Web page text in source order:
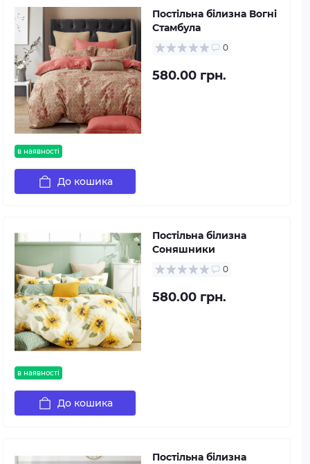
в наявності
Постільна білизна Вогні
Стамбула
0
580.00 грн.
До кошика
в наявності
Постільна білизна
Соняшники
0
580.00 грн.
До кошика
Постільна білизна